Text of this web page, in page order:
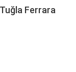
Ferrara